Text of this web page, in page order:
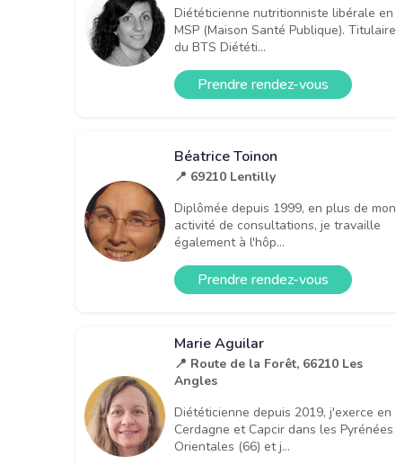
Diététicienne nutritionniste libérale en
MSP (Maison Santé Publique). Titulaire
du BTS Diététi...
Prendre rendez-vous
Béatrice Toinon
📍 69210 Lentilly
Diplômée depuis 1999, en plus de mon
activité de consultations, je travaille
également à l'hôp...
Prendre rendez-vous
Marie Aguilar
📍 Route de la Forêt, 66210 Les
Angles
Diététicienne depuis 2019, j'exerce en
Cerdagne et Capcir dans les Pyrénées
Orientales (66) et j...